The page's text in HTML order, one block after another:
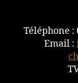
Téléphone :
Email :